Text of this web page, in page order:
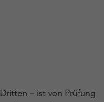
– ist von Prüfung